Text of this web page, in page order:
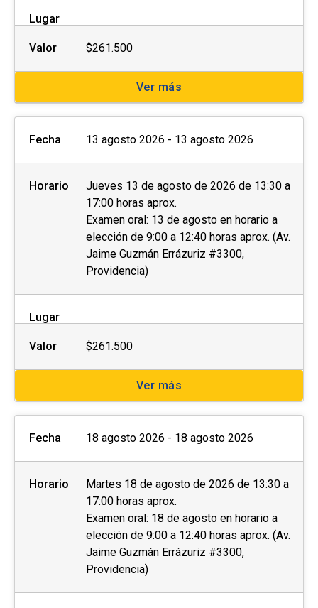
Las personas interesadas deberán completar la
ficha de postulación que se encuentra al costado
siguientes documentos al momento de la
postulación o de manera posterior a la
coordinación a cargo:
Otros (preguntar a la unidad)
Con el objetivo de brindar las condiciones y
asistencia adecuadas, invitamos apersonas
con discapacidadfísica, motriz, sensorial
(visual o auditiva) u otra, a dar aviso de esto
durante el proceso de postulación.
Elpostular no asegura el cupo
inscrito o aceptado en el programa se debe
pagar el valor completo de la actividad para
estar matriculado.
No se tramitarán postulaciones incompletas.
importante sobre el proceso de admisión y
Lugar
Valor $261.500
Ver más
Fecha 13 agosto 2026 - 13 agosto 2026
Horario
Jueves 13 de agosto de 2026 de 13:30 a
17:00 horas aprox.
Examen oral: 13 de agosto en horario a
elección de 9:00 a 12:40 horas aprox. (Av.
Jaime Guzmán Errázuriz #3300,
Providencia)
Lugar
Valor $261.500
Ver más
Fecha 18 agosto 2026 - 18 agosto 2026
Horario
Martes 18 de agosto de 2026 de 13:30 a
17:00 horas aprox.
Examen oral: 18 de agosto en horario a
elección de 9:00 a 12:40 horas aprox. (Av.
Jaime Guzmán Errázuriz #3300,
Providencia)